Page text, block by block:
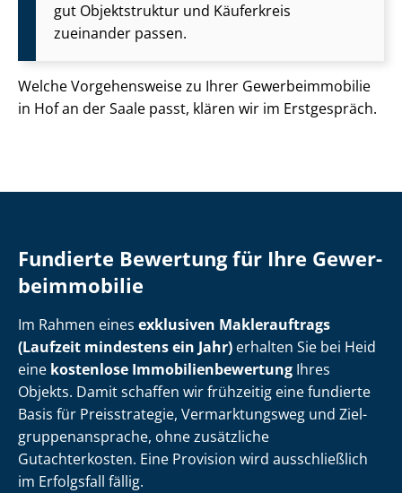
gut Objektstruktur und Käuferkreis
zueinander passen.
Welche Vorgehensweise zu Ihrer Ge­wer­be­im­mo­bi­lie
in Hof an der Saale passt, klären wir im Erstgespräch.
Fundierte Bewertung für Ihre Ge­wer­
be­im­mo­bi­lie
Im Rahmen eines exklusiven Maklerauftrags
(Laufzeit mindestens ein Jahr) erhalten Sie bei Heid
eine kostenlose Im­mo­bi­li­en­be­wer­tung Ihres
Objekts. Damit schaffen wir frühzeitig eine fundierte
Basis für Preisstrategie, Vermarktungsweg und Ziel­
grup­pen­an­spra­che, ohne zusätzliche
Gutachterkosten. Eine Provision wird ausschließlich
im Erfolgsfall fällig.